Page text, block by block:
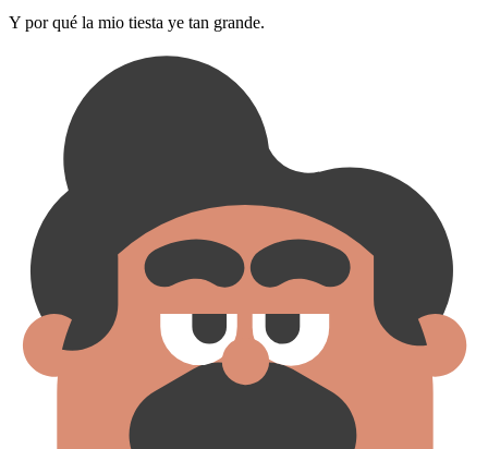
Y por qué la mio tiesta ye tan grande.